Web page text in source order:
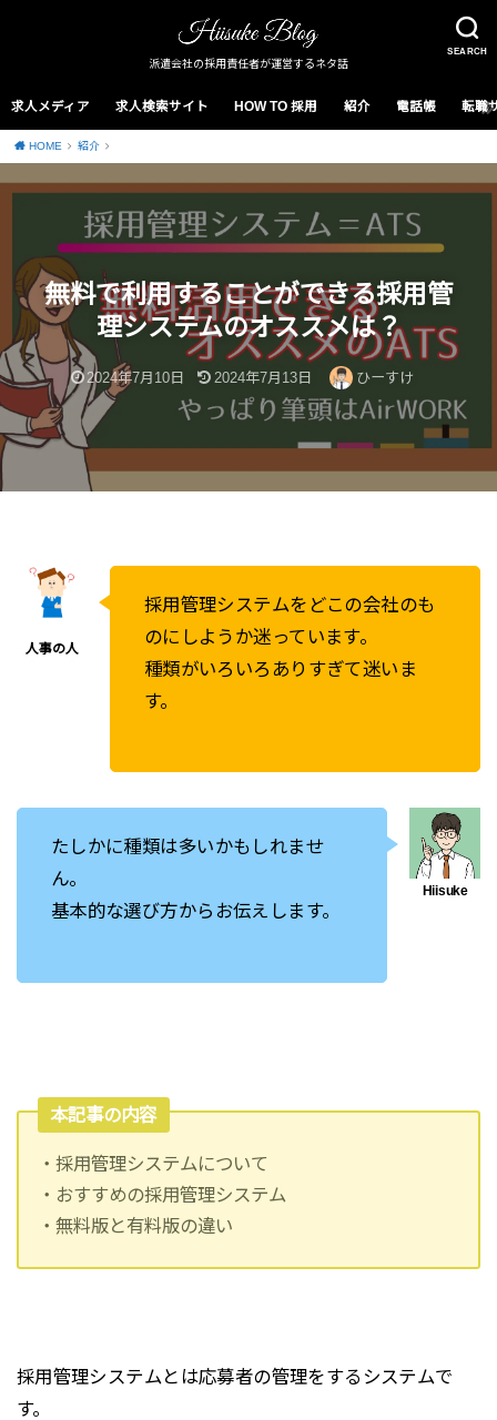
SEARCH
派遣会社の採用責任者が運営するネタ話
求人メディア 求人検索サイト HOW TO 採用 紹介 電話帳 転職
HOME 紹介
無料で利用することができる採用管
理システムのオススメは？
2024年7月10日 2024年7月13日 ひーすけ
採用管理システムをどこの会社のも
のにしようか迷っています。
種類がいろいろありすぎて迷いま
す。
たしかに種類は多いかもしれませ
ん。
基本的な選び方からお伝えします。
本記事の内容
・採用管理システムについて
・おすすめの採用管理システム
・無料版と有料版の違い
採用管理システムとは応募者の管理をするシステムで
す。